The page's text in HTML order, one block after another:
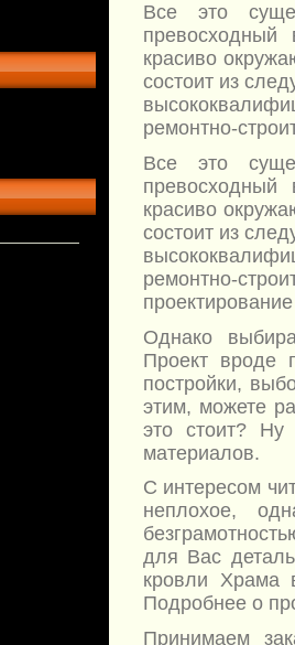
Все это
красиво
состоит из
ремонтно-
Все это
красиво
состоит из
ремонтно-
Однако
Проект вроде
постройки,
этим, можете
это стоит? Ну
материалов.
С интересом
неплохое,
для Вас
кровли Храма
Подробнее о
Принимаем